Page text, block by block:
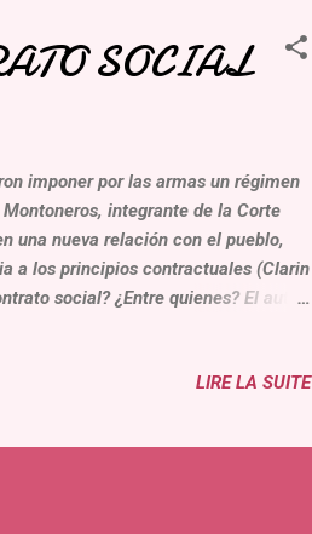
SOCIAL
imponer por las armas un régimen
integrante de la Corte
una nueva relación con el pueblo,
a los principios contractuales (Clarin
social? ¿Entre quienes? El autor
aplicado un sistema mas extremo
“ Juan solicita a la justicia que se
LIRE LA SUITE